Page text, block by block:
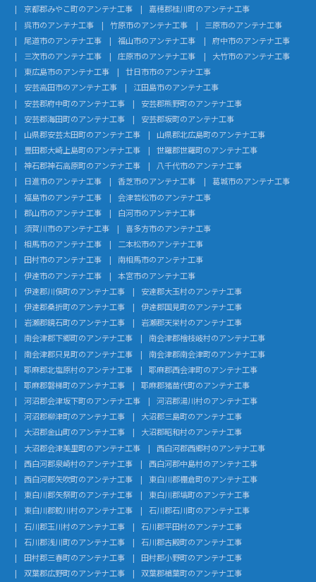
京都郡みやこ町のアンテナ工事
嘉穂郡桂川町のアンテナ工事
呉市のアンテナ工事
竹原市のアンテナ工事
三原市のアンテナ工事
尾道市のアンテナ工事
福山市のアンテナ工事
府中市のアンテナ工事
三次市のアンテナ工事
庄原市のアンテナ工事
大竹市のアンテナ工事
東広島市のアンテナ工事
廿日市市のアンテナ工事
安芸高田市のアンテナ工事
江田島市のアンテナ工事
安芸郡府中町のアンテナ工事
安芸郡熊野町のアンテナ工事
安芸郡海田町のアンテナ工事
安芸郡坂町のアンテナ工事
山県郡安芸太田町のアンテナ工事
山県郡北広島町のアンテナ工事
豊田郡大崎上島町のアンテナ工事
世羅郡世羅町のアンテナ工事
神石郡神石高原町のアンテナ工事
八千代市のアンテナ工事
日進市のアンテナ工事
香芝市のアンテナ工事
葛城市のアンテナ工事
福島市のアンテナ工事
会津若松市のアンテナ工事
郡山市のアンテナ工事
白河市のアンテナ工事
須賀川市のアンテナ工事
喜多方市のアンテナ工事
相馬市のアンテナ工事
二本松市のアンテナ工事
田村市のアンテナ工事
南相馬市のアンテナ工事
伊達市のアンテナ工事
本宮市のアンテナ工事
伊達郡川俣町のアンテナ工事
安達郡大玉村のアンテナ工事
伊達郡桑折町のアンテナ工事
伊達郡国見町のアンテナ工事
岩瀬郡鏡石町のアンテナ工事
岩瀬郡天栄村のアンテナ工事
南会津郡下郷町のアンテナ工事
南会津郡檜枝岐村のアンテナ工事
南会津郡只見町のアンテナ工事
南会津郡南会津町のアンテナ工事
耶麻郡北塩原村のアンテナ工事
耶麻郡西会津町のアンテナ工事
耶麻郡磐梯町のアンテナ工事
耶麻郡猪苗代町のアンテナ工事
河沼郡会津坂下町のアンテナ工事
河沼郡湯川村のアンテナ工事
河沼郡柳津町のアンテナ工事
大沼郡三島町のアンテナ工事
大沼郡金山町のアンテナ工事
大沼郡昭和村のアンテナ工事
大沼郡会津美里町のアンテナ工事
西白河郡西郷村のアンテナ工事
西白河郡泉崎村のアンテナ工事
西白河郡中島村のアンテナ工事
西白河郡矢吹町のアンテナ工事
東白川郡棚倉町のアンテナ工事
東白川郡矢祭町のアンテナ工事
東白川郡塙町のアンテナ工事
東白川郡鮫川村のアンテナ工事
石川郡石川町のアンテナ工事
石川郡玉川村のアンテナ工事
石川郡平田村のアンテナ工事
石川郡浅川町のアンテナ工事
石川郡古殿町のアンテナ工事
田村郡三春町のアンテナ工事
田村郡小野町のアンテナ工事
双葉郡広野町のアンテナ工事
双葉郡楢葉町のアンテナ工事